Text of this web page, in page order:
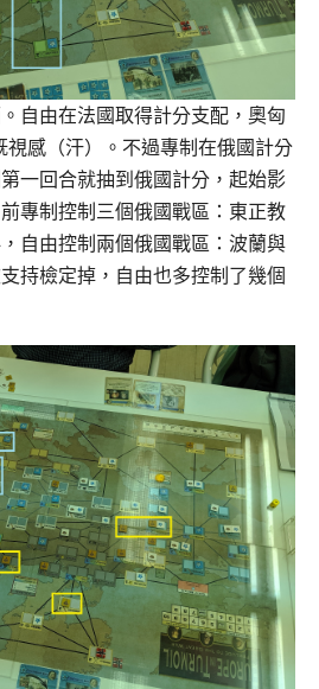
自由在法國取得計分支配，奧匈
感（汗）。不過專制在俄國計分
一回合就抽到俄國計分，起始影
專制控制三個俄國戰區：東正教
自由控制兩個俄國戰區：波蘭與
持檢定掉，自由也多控制了幾個